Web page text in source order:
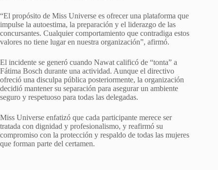
“El propósito de Miss Universe es ofrecer una plataforma que
impulse la autoestima, la preparación y el liderazgo de las
concursantes. Cualquier comportamiento que contradiga estos
valores no tiene lugar en nuestra organización”, afirmó.
El incidente se generó cuando Nawat calificó de “tonta” a
Fátima Bosch durante una actividad. Aunque el directivo
ofreció una disculpa pública posteriormente, la organización
decidió mantener su separación para asegurar un ambiente
seguro y respetuoso para todas las delegadas.
Miss Universe enfatizó que cada participante merece ser
tratada con dignidad y profesionalismo, y reafirmó su
compromiso con la protección y respaldo de todas las mujeres
que forman parte del certamen.